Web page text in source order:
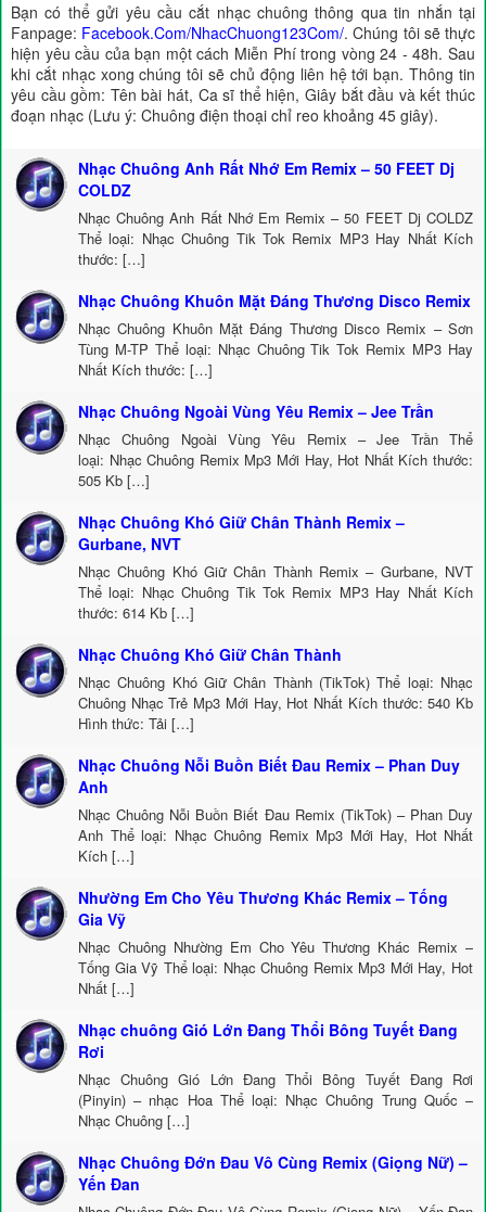
Bạn có thể gửi yêu cầu cắt nhạc chuông thông qua tin nhắn tại
Fanpage: Facebook.Com/NhacChuong123Com/. Chúng tôi sẽ thực
hiện yêu cầu của bạn một cách Miễn Phí trong vòng 24 - 48h. Sau
khi cắt nhạc xong chúng tôi sẽ chủ động liên hệ tới bạn. Thông tin
yêu cầu gồm: Tên bài hát, Ca sĩ thể hiện, Giây bắt đầu và kết thúc
đoạn nhạc (Lưu ý: Chuông điện thoại chỉ reo khoảng 45 giây).
Nhạc Chuông Anh Rất Nhớ Em Remix – 50 FEET Dj
COLDZ
Nhạc Chuông Anh Rất Nhớ Em Remix – 50 FEET Dj COLDZ
Thể loại: Nhạc Chuông Tik Tok Remix MP3 Hay Nhất Kích
thước: […]
Nhạc Chuông Khuôn Mặt Đáng Thương Disco Remix
Nhạc Chuông Khuôn Mặt Đáng Thương Disco Remix – Sơn
Tùng M-TP Thể loại: Nhạc Chuông Tik Tok Remix MP3 Hay
Nhất Kích thước: […]
Nhạc Chuông Ngoài Vùng Yêu Remix – Jee Trần
Nhạc Chuông Ngoài Vùng Yêu Remix – Jee Trần Thể
loại: Nhạc Chuông Remix Mp3 Mới Hay, Hot Nhất Kích thước:
505 Kb […]
Nhạc Chuông Khó Giữ Chân Thành Remix –
Gurbane, NVT
Nhạc Chuông Khó Giữ Chân Thành Remix – Gurbane, NVT
Thể loại: Nhạc Chuông Tik Tok Remix MP3 Hay Nhất Kích
thước: 614 Kb […]
Nhạc Chuông Khó Giữ Chân Thành
Nhạc Chuông Khó Giữ Chân Thành (TikTok) Thể loại: Nhạc
Chuông Nhạc Trẻ Mp3 Mới Hay, Hot Nhất Kích thước: 540 Kb
Hình thức: Tải […]
Nhạc Chuông Nỗi Buồn Biết Đau Remix – Phan Duy
Anh
Nhạc Chuông Nỗi Buồn Biết Đau Remix (TikTok) – Phan Duy
Anh Thể loại: Nhạc Chuông Remix Mp3 Mới Hay, Hot Nhất
Kích […]
Nhường Em Cho Yêu Thương Khác Remix – Tống
Gia Vỹ
Nhạc Chuông Nhường Em Cho Yêu Thương Khác Remix –
Tống Gia Vỹ Thể loại: Nhạc Chuông Remix Mp3 Mới Hay, Hot
Nhất […]
Nhạc chuông Gió Lớn Đang Thổi Bông Tuyết Đang
Rơi
Nhạc Chuông Gió Lớn Đang Thổi Bông Tuyết Đang Rơi
(Pinyin) – nhạc Hoa Thể loại: Nhạc Chuông Trung Quốc –
Nhạc Chuông […]
Nhạc Chuông Đớn Đau Vô Cùng Remix (Giọng Nữ) –
Yến Đan